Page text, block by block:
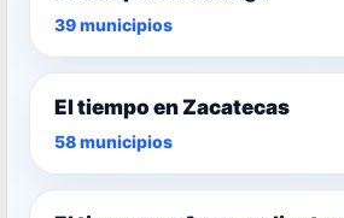
39 municipios
El tiempo en Zacatecas
58 municipios